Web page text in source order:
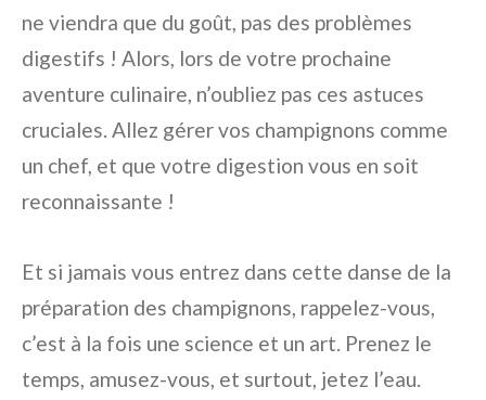
ne viendra que du goût, pas des problèmes
digestifs ! Alors, lors de votre prochaine
aventure culinaire, n’oubliez pas ces astuces
cruciales. Allez gérer vos champignons comme
un chef, et que votre digestion vous en soit
reconnaissante !
Et si jamais vous entrez dans cette danse de la
préparation des champignons, rappelez-vous,
c’est à la fois une science et un art. Prenez le
temps, amusez-vous, et surtout, jetez l’eau.